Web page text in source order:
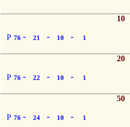
P 76 - 21 - 10 - 1
10
P 76 - 22 - 10 - 1
20
P 76 - 24 - 10 - 1
50